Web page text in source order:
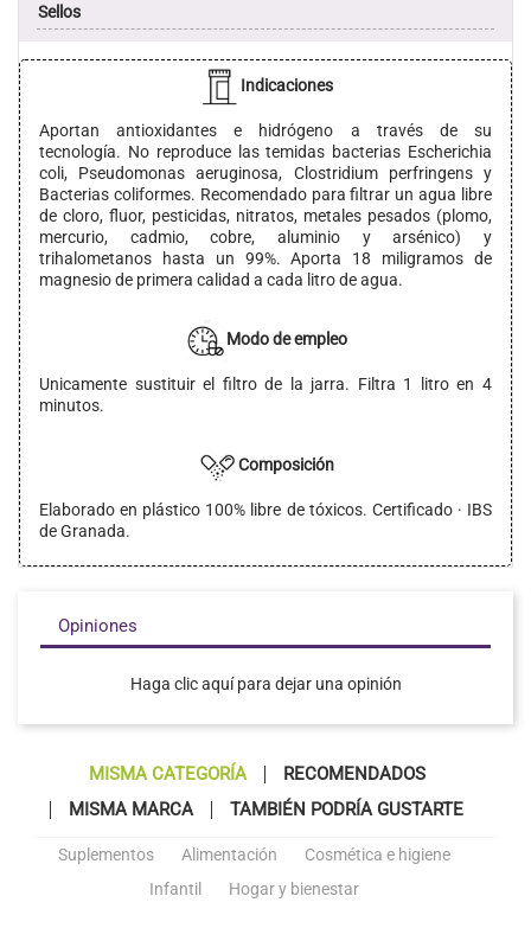
Sellos
Indicaciones
Aportan antioxidantes e hidrógeno a través de su
tecnología. No reproduce las temidas bacterias Escherichia
coli, Pseudomonas aeruginosa, Clostridium perfringens y
Bacterias coliformes. Recomendado para filtrar un agua libre
de cloro, fluor, pesticidas, nitratos, metales pesados (plomo,
mercurio, cadmio, cobre, aluminio y arsénico) y
trihalometanos hasta un 99%. Aporta 18 miligramos de
magnesio de primera calidad a cada litro de agua.
Modo de empleo
Unicamente sustituir el filtro de la jarra. Filtra 1 litro en 4
minutos.
Composición
Elaborado en plástico 100% libre de tóxicos. Certificado · IBS
de Granada.
Opiniones
Haga clic aquí para dejar una opinión
MISMA CATEGORÍA
RECOMENDADOS
MISMA MARCA
TAMBIÉN PODRÍA GUSTARTE
Suplementos Alimentación
Cosmética e higiene
Infantil
Hogar y bienestar